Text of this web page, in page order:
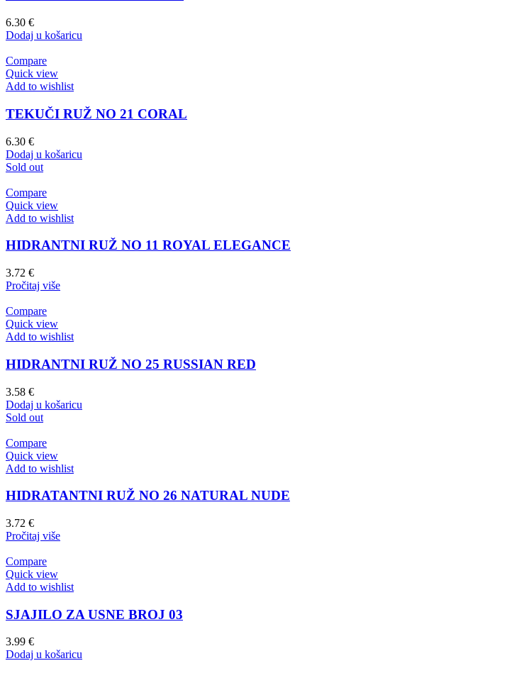
6.30 €
Dodaj u košaricu
Compare
Quick view
Add to wishlist
TEKUČI RUŽ NO 21 CORAL
6.30 €
Dodaj u košaricu
Sold out
Compare
Quick view
Add to wishlist
HIDRANTNI RUŽ NO 11 ROYAL ELEGANCE
3.72 €
Pročitaj više
Compare
Quick view
Add to wishlist
HIDRANTNI RUŽ NO 25 RUSSIAN RED
3.58 €
Dodaj u košaricu
Sold out
Compare
Quick view
Add to wishlist
HIDRATANTNI RUŽ NO 26 NATURAL NUDE
3.72 €
Pročitaj više
Compare
Quick view
Add to wishlist
SJAJILO ZA USNE BROJ 03
3.99 €
Dodaj u košaricu